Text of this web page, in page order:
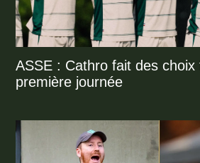
ASSE : Cathro fait des
première journée